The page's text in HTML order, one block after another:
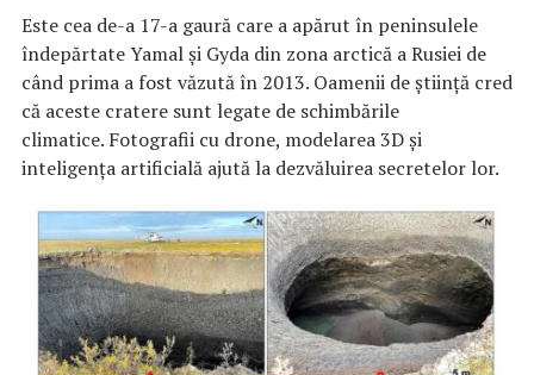
Este cea de-a 17-a gaură care a apărut în peninsulele
îndepărtate Yamal și Gyda din zona arctică a Rusiei de
când prima a fost văzută în 2013. Oamenii de știință cred
că aceste cratere sunt legate de schimbările
climatice. Fotografii cu drone, modelarea 3D și
inteligența artificială ajută la dezvăluirea secretelor lor.